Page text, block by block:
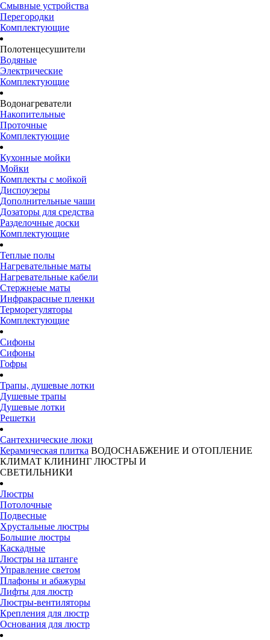
Смывные устройства
Перегородки
Комплектующие
Полотенцесушители
Водяные
Электрические
Комплектующие
Водонагреватели
Накопительные
Проточные
Комплектующие
Кухонные мойки
Мойки
Комплекты с мойкой
Диспоузеры
Дополнительные чаши
Дозаторы для средства
Разделочные доски
Комплектующие
Теплые полы
Нагревательные маты
Нагревательные кабели
Стержнеые маты
Инфракрасные пленки
Терморегуляторы
Комплектующие
Сифоны
Сифоны
Гофры
Трапы, душевые лотки
Душевые трапы
Душевые лотки
Решетки
Сантехнические люки
Керамическая плитка ВОДОСНАБЖЕНИЕ И ОТОПЛЕНИЕ
КЛИМАТ КЛИНИНГ ЛЮСТРЫ И
СВЕТИЛЬНИКИ
Люстры
Потолочные
Подвесные
Хрустальные люстры
Большие люстры
Каскадные
Люстры на штанге
Управление светом
Плафоны и абажуры
Лифты для люстр
Люстры-вентиляторы
Крепления для люстр
Основания для люстр